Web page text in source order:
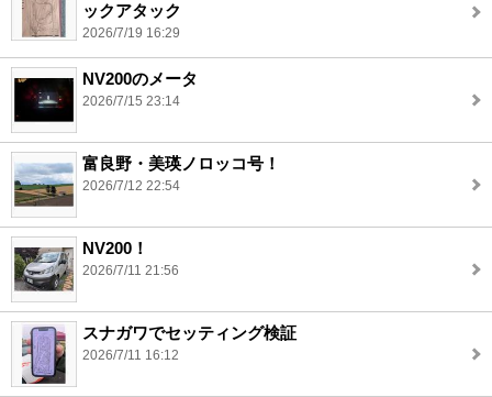
ックアタック
2026/7/19 16:29
NV200のメータ
2026/7/15 23:14
富良野・美瑛ノロッコ号！
2026/7/12 22:54
NV200！
2026/7/11 21:56
スナガワでセッティング検証
2026/7/11 16:12